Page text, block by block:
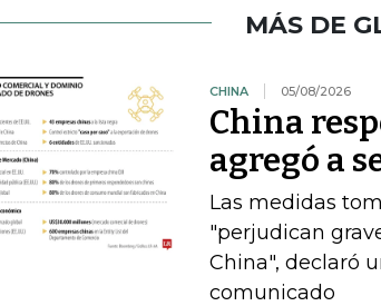
MÁS DE
CHINA 05/08/2026
China
agregó a
Las medidas
"perjudican
China", declaró
comunicado